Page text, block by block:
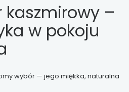
kaszmirowy –
w pokoju
wybór — jego miękka, naturalna